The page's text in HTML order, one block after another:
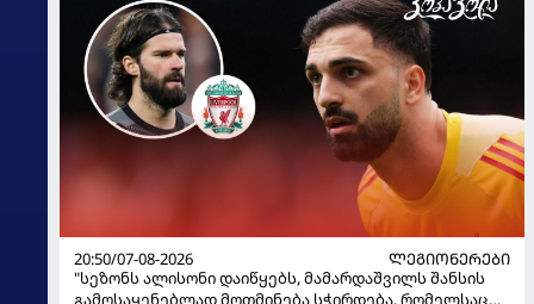
20:50/07-08-2026
ᲚᲔᲒᲘᲝᲜᲔᲠᲔᲑᲘ
"სეზონს ალისონი დაიწყებს, მამარდაშვილს შანსის
გამოსაყენებლად მოთმინება სჭირდება, რომელსაც